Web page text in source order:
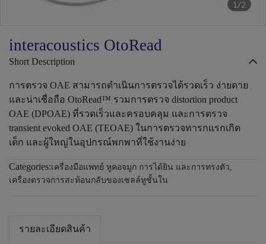
1/2
interacoustics OtoRead
Short Description
การตรวจ OAE สามารถดำเนินการตรวจได้รวดเร็ว ง่ายดาย
และน่าเชื่อถือ OtoRead™ รวมการตรวจ distortion product
OAE (DPOAE) ที่รวดเร็วและครอบคลุม และการตรวจ
transient evoked OAE (TEOAE) ในการตรวจทารกแรกเกิด
เด็ก และผู้ใหญ่ในอุปกรณ์พกพาที่ใช้งานง่าย
Categories:เครื่องมือแพทย์ หูคอจมูก การได้ยิน และการทรงตัว,
เครื่องตรวจการสะท้อนกลับของเซลล์หูชั้นใน
รายละเอียดสินค้า